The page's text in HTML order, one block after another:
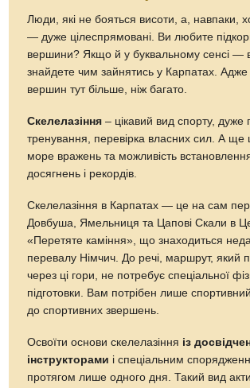
Люди, які не бояться висоти, а, навпаки,
— дуже цілеспрямовані. Ви любите
вершини? Якщо й у буквальному сенсі —
знайдете чим зайнятись у Карпатах. Адже
вершин тут більше, ніж багато.
Скелелазіння – цікавий вид спорту, дуже
тренування, перевірка власних сил. А ще
море вражень та можливість
досягнень і рекордів.
Скелелазіння в Карпатах — це на сам
Довбуша, Ямельниця та Цапові Скали в
«Перетяте каміння», що знаходиться
перевалу Німчич. До речі, маршрут, який
через ці гори, не потребує спеціальної
підготовки. Вам потрібен лише
до спортивних звершень.
Освоїти основи скелелазіння із
інструкторами і спеціальним
протягом лише одного дня. Такий вид